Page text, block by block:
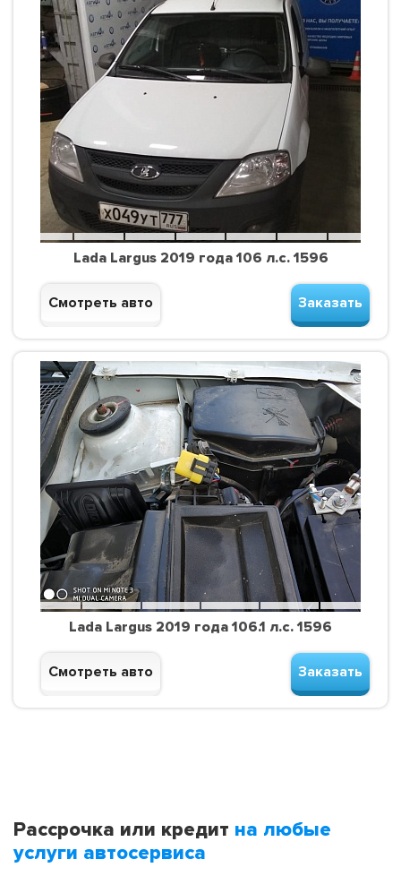
Lada Largus 2019 года 106 л.с. 1596
Смотреть авто Заказать
Lada Largus 2019 года 106.1 л.с. 1596
Смотреть авто Заказать
Рассрочка или кредит на любые
услуги автосервиса